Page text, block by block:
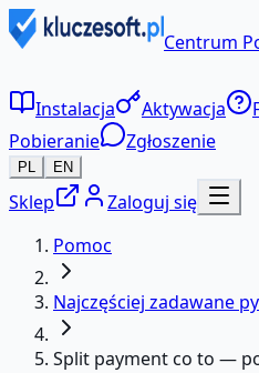
Centrum
Instalacja Aktywacja
Pobieranie
Zgłoszenie
PL EN
Sklep
Zaloguj się
Pomoc
Najczęściej zadawane
Split payment co to —